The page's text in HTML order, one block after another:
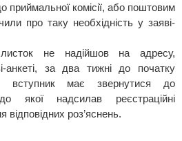
приймальної комісії, або поштовим
про таку необхідність у заяві-
не надійшов на адресу,
анкеті, за два тижні до початку
вступник має звернутися до
якої надсилав реєстраційні
роз’яснень.